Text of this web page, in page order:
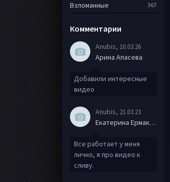
Взломанные 367
Комментарии
Anubis, 10.03.26
Арина Апасева
Добавили интересные
видео
Anubis, 21.03.23
Екатерина Ермакова
Все работает у меня
лично, я про видео к
сливу.